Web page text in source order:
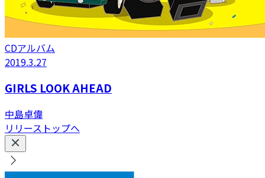
CDアルバム
2019.3.27
GIRLS LOOK AHEAD
中島卓偉
リリーストップへ